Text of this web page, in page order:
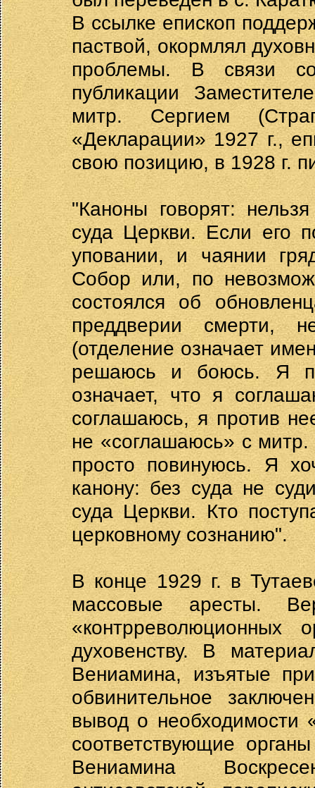
В ссылке епископ
паствой, окормлял
проблемы. В связи
публикации
митр. Сергием
«Декларации» 1927 г.,
свою позицию, в 1928 г.
"Каноны говорят:
суда Церкви. Если его
уповании, и чаянии
Собор или, по
состоялся об
преддверии смерти,
(отделение означает
решаюсь и боюсь. Я
означает, что я
соглашаюсь, я против
не «соглашаюсь» с
просто повинуюсь. Я
канону: без суда не
суда Церкви. Кто
церковному сознанию".
В конце 1929 г. в
массовые аресты.
«контрреволюционных
духовенству. В
Вениамина, изъятые
обвинительное
вывод о необходимости
соответствующие
Вениамина